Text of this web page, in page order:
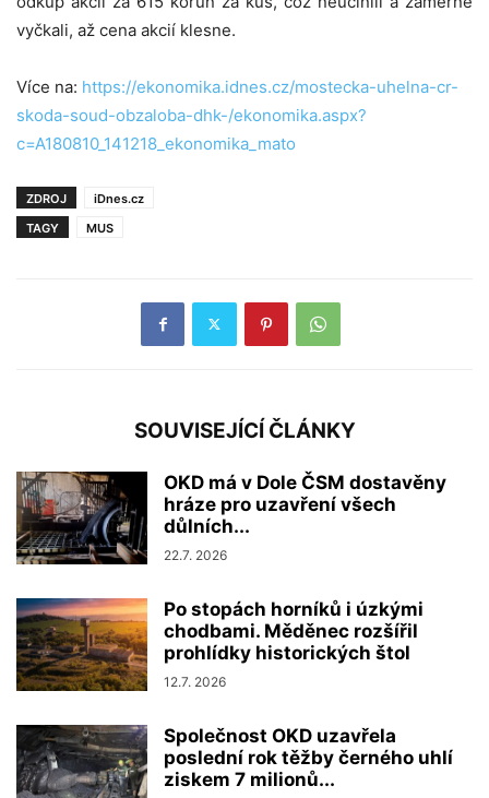
vyčkali, až cena akcií klesne.
Více na: https://ekonomika.idnes.cz/mostecka-uhelna-cr-
skoda-soud-obzaloba-dhk-/ekonomika.aspx?
c=A180810_141218_ekonomika_mato
ZDROJ
iDnes.cz
TAGY
MUS
SOUVISEJÍCÍ ČLÁNKY
OKD má v Dole ČSM dostavěny
hráze pro uzavření všech
důlních...
22.7. 2026
Po stopách horníků i úzkými
chodbami. Měděnec rozšířil
prohlídky historických štol
12.7. 2026
Společnost OKD uzavřela
poslední rok těžby černého uhlí
ziskem 7 milionů...